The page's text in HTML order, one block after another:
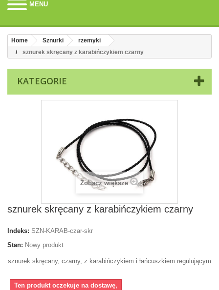
MENU
Home Sznurki
rzemyki
sznurek skręcany z karabińczykiem czarny
KATEGORIE
Zobacz większe
sznurek skręcany z karabińczykiem czarny
Indeks: SZN-KARAB-czar-skr
Stan: Nowy produkt
sznurek skręcany, czarny, z karabińczykiem i łańcuszkiem regulującym
Ten produkt oczekuje na dostawę,